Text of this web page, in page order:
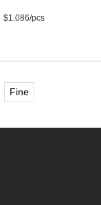
$1.086/pcs
Fine